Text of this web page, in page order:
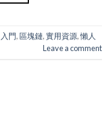
入門,區塊鏈,實用資源,懶人
Leave a comment